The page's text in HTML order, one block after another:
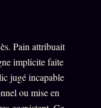
Pain attribuait
implicite faite
jugé incapable
ou mise en